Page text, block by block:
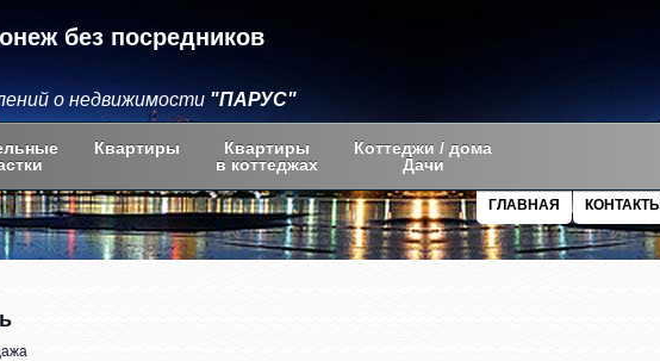
без посредников
о недвижимости "ПАРУС"
Квартиры
Квартиры
в коттеджах
Коттеджи / дома
Дачи
КОНТАКТЫ
ГЛАВНАЯ